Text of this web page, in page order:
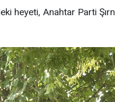
heyeti, Anahtar Parti